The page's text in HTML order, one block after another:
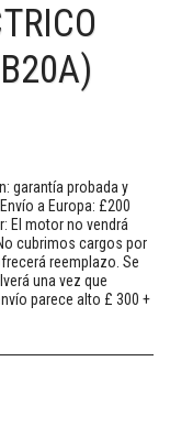
garantía probada y
a Europa: £200
El motor no vendrá
cubrimos cargos por
reemplazo. Se
una vez que
parece alto £ 300 +